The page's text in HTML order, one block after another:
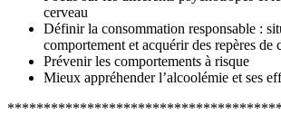
cerveau
Définir la consommation responsable :
comportement et acquérir des repères de
Prévenir les comportements à risque
Mieux appréhender l’alcoolémie et ses